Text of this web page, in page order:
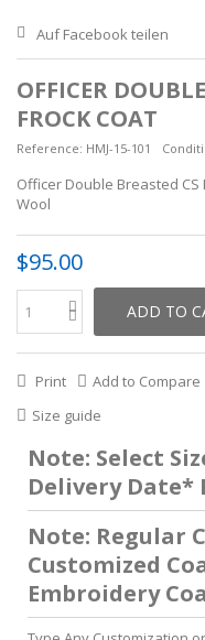
Auf Facebook teilen
OFFICER
FROCK COAT
Reference: HMJ-15-101
Officer Double Breasted CS
Wool
$95.00
ADD TO
Print Add to Compare
Size guide
Note: Select
Delivery Date*
Note: Regular
Customized
Embroidery